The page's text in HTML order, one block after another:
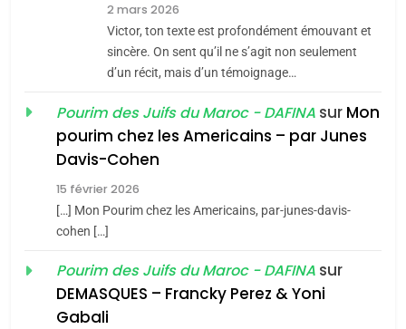
CE QUI NOUS MANQUE –
Jacques Hadida
JUDAISME
Maroc : Les amandes de
Tafraout, le miel de Tadla
du terroir
Oeil ravageur – Vanessa
De Loya Stauber
2 mars 2026
Victor, ton texte est profondément émouvant et
sincère. On sent qu’il ne s’agit non seulement
d’un récit, mais d’un témoignage…
Pourim des Juifs du Maroc - DAFINA sur Mon
pourim chez les Americains – par Junes
Davis-Cohen
15 février 2026
[…] Mon Pourim chez les Americains, par-junes-davis-
cohen […]
Pourim des Juifs du Maroc - DAFINA sur
DEMASQUES – Francky Perez & Yoni
Gabali